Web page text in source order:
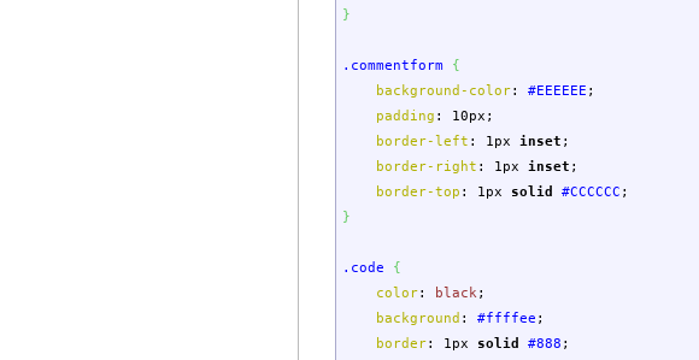
}
.commentform
{
background-color: #EEEEEE ;
padding : 10px ;
border-left : 1px inset ;
border-right : 1px inset ;
border-top : 1px solid #CCCCCC ;
}
.code
{
color: black;
background : #ffffee ;
border: 1px solid #888 ;